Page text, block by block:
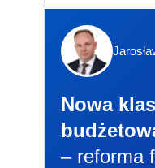
Nowa
– reforma